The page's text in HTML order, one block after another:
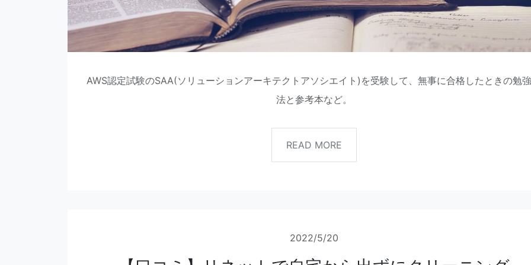
AWS認定試験のSAA(ソリューションアーキテクトアソシエイト)を受験して、無事に合格したときの勉
法と参考本など。
READ MORE
2022/5/20